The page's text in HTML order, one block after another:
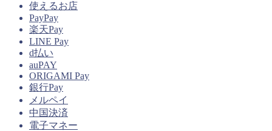
使えるお店
PayPay
楽天Pay
LINE Pay
d払い
auPAY
ORIGAMI Pay
銀行Pay
メルペイ
中国決済
電子マネー